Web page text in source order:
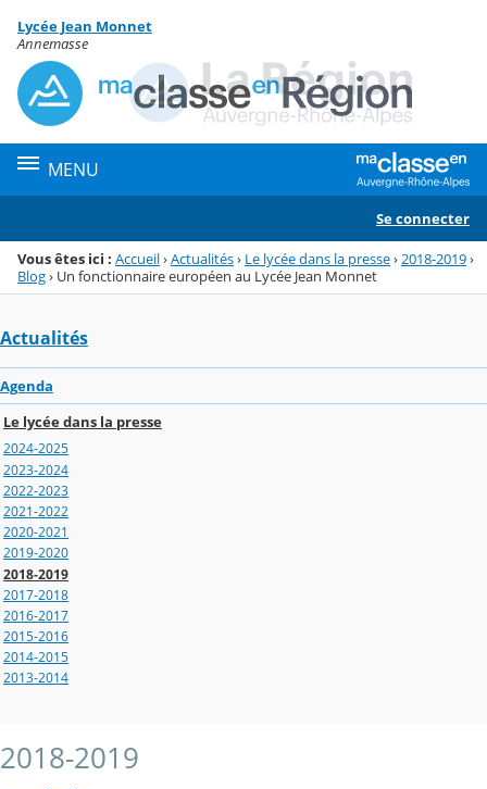
Menu de la rubrique
Contenu
Lycée Jean Monnet
Annemasse
MENU
Se connecter
Vous êtes ici : Accueil›Actualités› Le lycée dans la presse› 2018-2019›
Blog› Un fonctionnaire européen au Lycée Jean Monnet
Actualités
Agenda
Le lycée dans la presse
2024-2025
2023-2024
2022-2023
2021-2022
2020-2021
2019-2020
2018-2019
2017-2018
2016-2017
2015-2016
2014-2015
2013-2014
2018-2019